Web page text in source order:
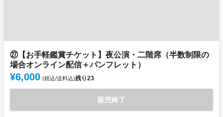
㉗【お手軽鑑賞チケット】夜公演・二階席（半数制限の
場合オンライン配信＋パンフレット）
¥6,000 (税込/送料込)残り23
販売終了